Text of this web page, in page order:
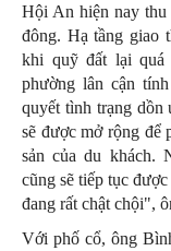
Hội An hiện nay thu
đông. Hạ tầng giao
khi quỹ đất lại
phường lân cận
quyết tình trạng
sẽ được mở rộng để
sản của du khách.
cũng sẽ tiếp tục
đang rất chật chội",
Với phố cổ, ông